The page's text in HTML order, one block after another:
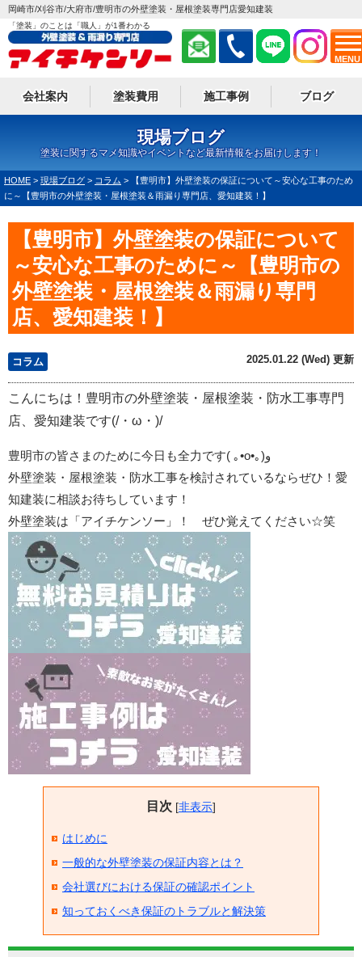
MENU
岡崎市/刈谷市/大府市/豊明市の外壁塗装・屋根塗装専門店愛知建装
「塗装」のことは「職人」が1番わかる
会社案内 塗装費用 施工事例 ブログ
現場ブログ
塗装に関するマメ知識やイベントなど最新情報をお届けします！
HOME > 現場ブログ > コラム >
【豊明市】外壁塗装の保証について～安心な工事のため
に～【豊明市の外壁塗装・屋根塗装＆雨漏り専門店、愛知建装！】
【豊明市】外壁塗装の保証について
～安心な工事のために～【豊明市の
外壁塗装・屋根塗装＆雨漏り専門
店、愛知建装！】
コラム 2025.01.22 (Wed) 更新
こんにちは！豊明市の外壁塗装・屋根塗装・防水工事専門
店、愛知建装です(/・ω・)/
豊明市の皆さまのために今日も全力です( ｡•o•｡)و
外壁塗装・屋根塗装・防水工事を検討されているならぜひ！愛
知建装に相談お待ちしています！
外壁塗装は「アイチケンソー」！ ぜひ覚えてください☆笑
目次 [非表示]
はじめに
一般的な外壁塗装の保証内容とは？
会社選びにおける保証の確認ポイント
知っておくべき保証のトラブルと解決策